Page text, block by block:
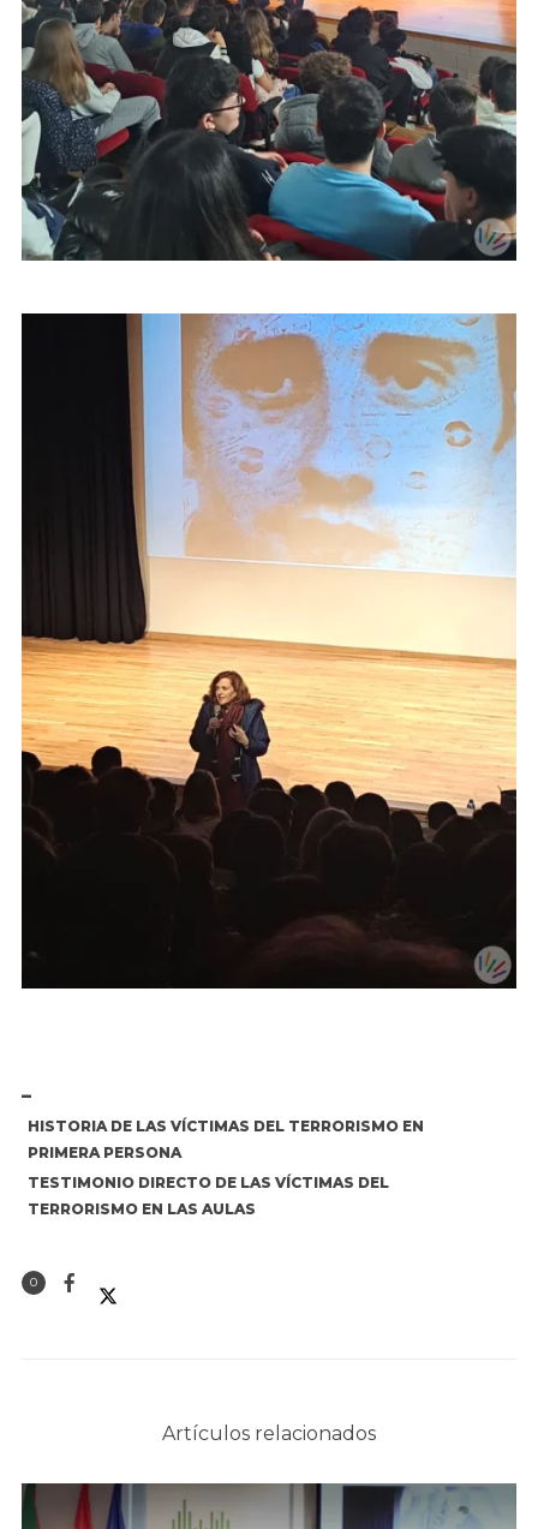
HISTORIA DE LAS VÍCTIMAS DEL TERRORISMO EN
PRIMERA PERSONA
TESTIMONIO DIRECTO DE LAS VÍCTIMAS DEL
TERRORISMO EN LAS AULAS
0
Artículos relacionados